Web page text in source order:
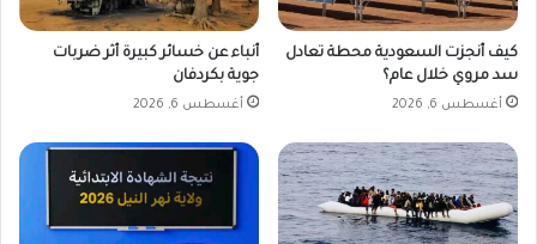
كيف أنجزت السعودية محطة تعادل
سد مروي خلال عام؟
أغسطس 6, 2026
أنباء عن خسائر كبيرة أثر ضربات
جوية بكردفان
أغسطس 6, 2026